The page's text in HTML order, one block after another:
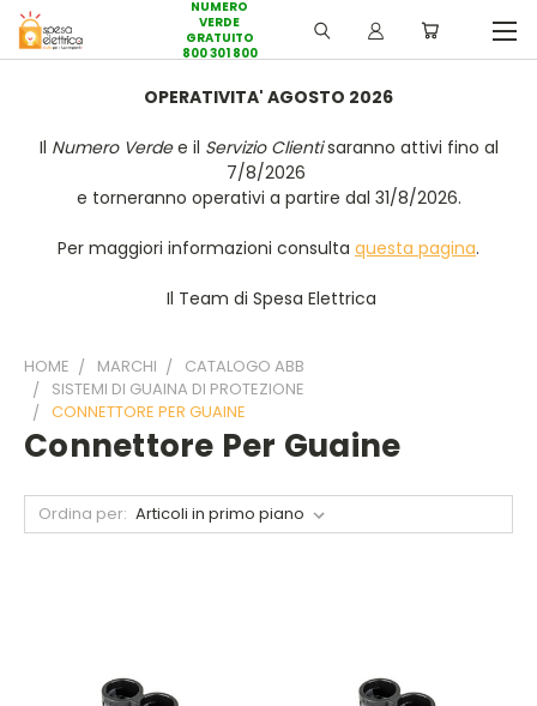
NUMERO
VERDE
GRATUITO
800 301 800
OPERATIVITA' AGOSTO 2026
Il Numero Verdee il Servizio Clientisaranno attivi fino al
7/8/2026
e torneranno operativi a partire dal 31/8/2026.
Per maggiori informazioni consulta questa pagina.
Il Team di Spesa Elettrica
HOME MARCHI
CATALOGO ABB
SISTEMI DI GUAINA DI PROTEZIONE
CONNETTORE PER GUAINE
Connettore Per Guaine
Ordina per: